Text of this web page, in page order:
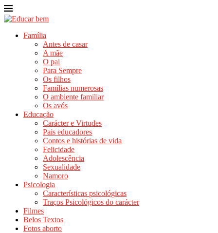
Família
Antes de casar
A mãe
O pai
Para Sempre
Os filhos
Famílias numerosas
O ambiente familiar
Os avós
Educação
Carácter e Virtudes
Pais educadores
Contos e histórias de vida
Felicidade
Adolescência
Sexualidade
Namoro
Psicologia
Características psicológicas
Traços Psicológicos do carácter
Filmes
Belos Textos
Fotos aborto